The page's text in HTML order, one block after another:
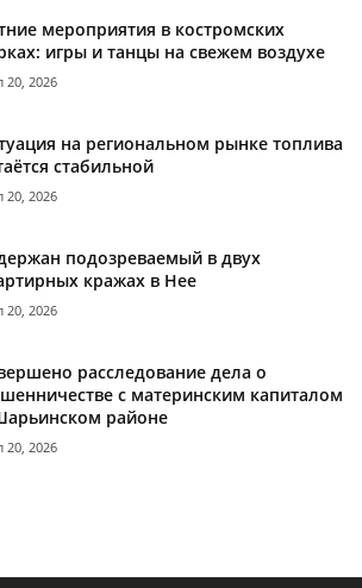
мероприятия в костромских
игры и танцы на свежем воздухе
20, 2026
на региональном рынке топлива
стабильной
20, 2026
подозреваемый в двух
кражах в Нее
20, 2026
расследование дела о
с материнским капиталом
районе
20, 2026